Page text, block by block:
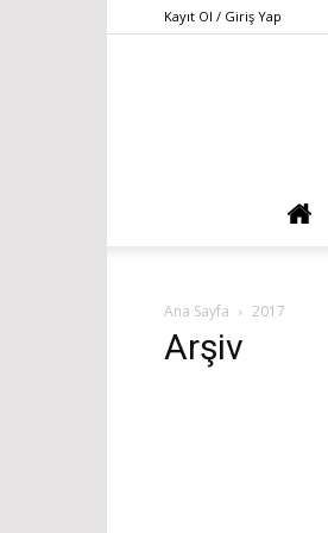
Kayıt Ol / Giriş Yap
Ana Sayfa 2017
Arşiv